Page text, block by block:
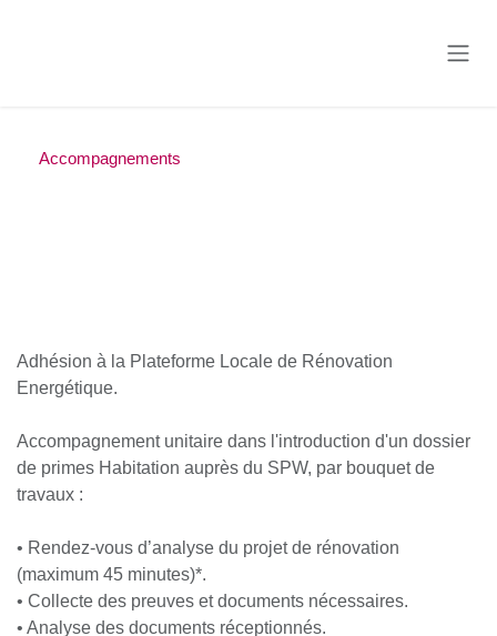
Accompagnements
Adhésion à la Plateforme Locale de Rénovation
Energétique.
Accompagnement unitaire dans l'introduction d'un dossier
de primes Habitation auprès du SPW, par bouquet de
travaux :
• Rendez-vous d’analyse du projet de rénovation
(maximum 45 minutes)*.
• Collecte des preuves et documents nécessaires.
• Analyse des documents réceptionnés.